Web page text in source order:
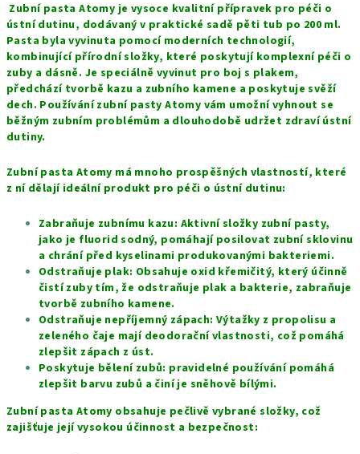
Zubní pasta Atomy je vysoce kvalitní přípravek pro péči o
ústní dutinu, dodávaný v praktické sadě pěti tub po 200 ml.
Pasta byla vyvinuta pomocí moderních technologií,
kombinující přírodní složky, které poskytují komplexní péči o
zuby a dásně. Je speciálně vyvinut pro boj s plakem,
předchází tvorbě kazu a zubního kamene a poskytuje svěží
dech. Používání zubní pasty Atomy vám umožní vyhnout se
běžným zubním problémům a dlouhodobě udržet zdraví ústní
dutiny.
Zubní pasta Atomy má mnoho prospěšných vlastností, které
z ní dělají ideální produkt pro péči o ústní dutinu:
Zabraňuje zubnímu kazu: Aktivní složky zubní pasty,
jako je fluorid sodný, pomáhají posilovat zubní sklovinu
a chrání před kyselinami produkovanými bakteriemi.
Odstraňuje plak: Obsahuje oxid křemičitý, který účinně
čistí zuby tím, že odstraňuje plak a bakterie, zabraňuje
tvorbě zubního kamene.
Odstraňuje nepříjemný zápach: Výtažky z propolisu a
zeleného čaje mají deodorační vlastnosti, což pomáhá
zlepšit zápach z úst.
Poskytuje bělení zubů: pravidelné používání pomáhá
zlepšit barvu zubů a činí je sněhově bílými.
Zubní pasta Atomy obsahuje pečlivě vybrané složky, což
zajišťuje její vysokou účinnost a bezpečnost: